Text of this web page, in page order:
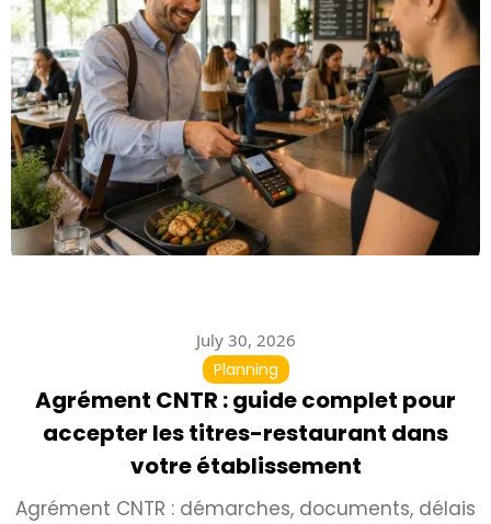
July 30, 2026
Planning
Agrément CNTR : guide complet pour
accepter les titres-restaurant dans
votre établissement
Agrément CNTR : démarches, documents, délais